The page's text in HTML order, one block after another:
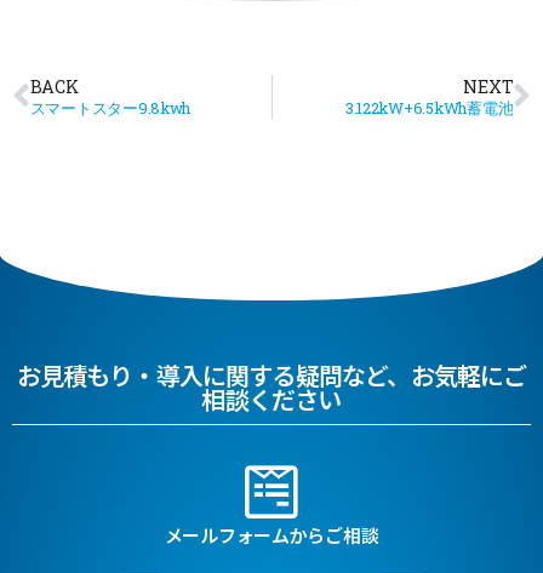
BACK
スマートスター9.8kwh
NEXT
3.122kW+6.5kWh蓄電池
お見積もり・導入に関する疑問など、お気軽にご
相談ください
メールフォームからご相談